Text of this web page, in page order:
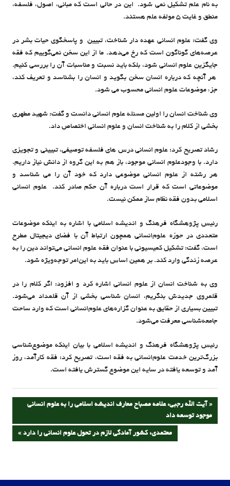
به نام علم تشکیل نمی شود. این در حالی است که مبانی، اصول، فلسفه،
منطق و غایت ۵ مولفه علم هستند.
وی گفت: علوم انسانی عهده دار شناخت، تبیین و پاسخگوی حیات بشر در
عرصه‌های گوناگون است که رخ می‌دهد. ما از این سخن نمی‌گوییم که فقه
جایگزین علوم انسانی شود، بلکه باید نسبت و مناسبات آن را بررسی کنیم.
هر آنچه که درباره انسان سخن بگوید و انسان را بشناسد و تعریف کند،
جزء موضوعات علوم انسانی محسوب می شود.
وی شناخت انسان را اولین مسئله علوم انسانی دانست و گفت: شهید مطهری
بخشی از کلام را به شناخت انسان و علوم انسانی اختصاص داد.
رشاد تصریح کرد: علوم انسانی درس های فلسفه توصیفی، تبیینی و تجویزی
دارد. با وجودعلوم انسانی موجود، باز هم به این گروه از دانش نیاز داریم.
هر رشته از علوم انسانی موضوعی دارد که خود آن را می شناسد و
موضوعاتی است که قرار است درباره آن حکم صادر کند. علوم انسانی
اسلامی بدون فقه نظام ساز ممکن نیست.
رئیس پژوهشگاه فرهنگ‌ و‌ اندیشه اسلامی با اشاره به اینکه موضوعات
متعددی در حوزه علوم‌انسانی همچون ارتباط آن با فضای دیجیتال مطرح
است، گفت: تشکیل کمیسیونی با عنوان فقه ‌‌علوم انسانی می‌تواند دین را به
عرصه زندگی وارد کند. بر همین اساس باید به این‌امر توجه‌ویژه شود.
وی به شناخت انسان از علوم انسانی اشاره کرد و افزود: اگر کلام را در
قلمروی جدیدش بنگریم، انسان شناسی بخشی از آن قلمداد می‌شود.
تبیین بسیاری از حقایق به عنوان گزاره‌های علوم‌انسانی است که وارد ساحت
جامعه‌شناسی معرفت می‌شود.
رئیس پژوهشگاه فرهنگ‌ و‌ اندیشه اسلامی با بیان اینکه موضوع‌شناسی
بزرگ‌ترین خدمت علوم‌انسانی به فقه است، تصریح کرد: فقه کارآمد، روز
آمد و‌ توسعه یافته در سایه این موضوع گسترش یافته است.
راهبری
نوشته
PREVIOUS
POST:
آیت الله رجبی: علامه مصباح معارف اندیشه اسلامی را به علوم انسانی
موجود توسعه داد
NEXT
معتمدی: کشور آمادگی لازم در تحول علوم انسانی را دارد